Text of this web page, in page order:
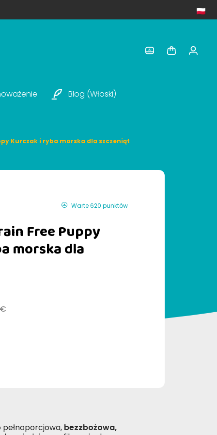
Blog (włoski)
Kurczak i ryba morska dla szczeniąt
Warte 620 punktów
Free Puppy
morska dla
bezzbożowa,